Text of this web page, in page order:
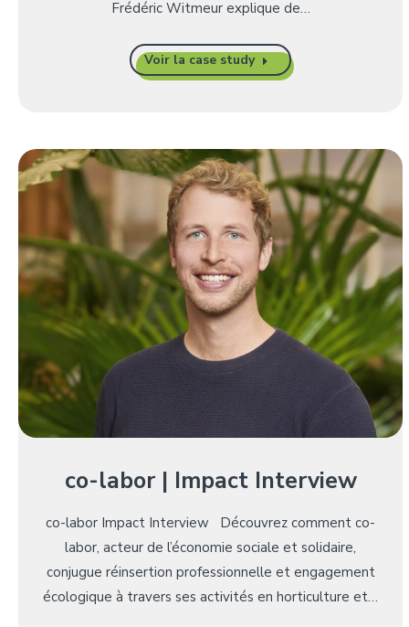
Frédéric Witmeur explique de…
Voir la case study
co-labor | Impact Interview
co-labor Impact Interview Découvrez comment co-
labor, acteur de l’économie sociale et solidaire,
conjugue réinsertion professionnelle et engagement
écologique à travers ses activités en horticulture et…